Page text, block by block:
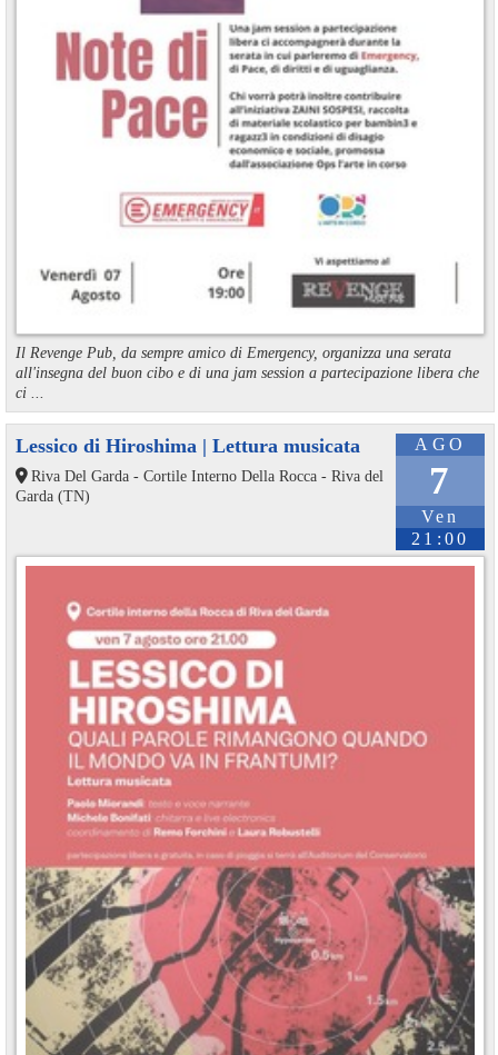
Il Revenge Pub, da sempre amico di Emergency, organizza una serata
all'insegna del buon cibo e di una jam session a partecipazione libera che
ci ...
AGO
7
Ven
21:00
Lessico di Hiroshima | Lettura musicata
Riva Del Garda - Cortile Interno Della Rocca - Riva del
Garda (TN)